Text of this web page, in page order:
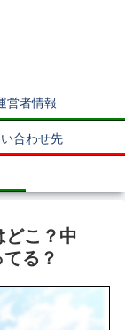
営者情報
い合わせ先
どこ？中
る？